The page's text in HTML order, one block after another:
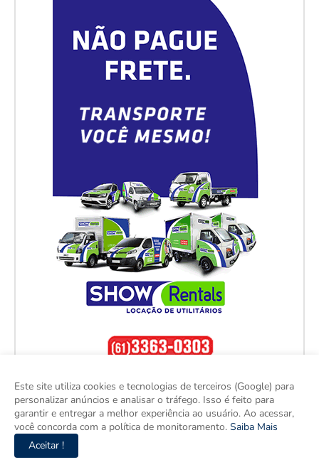
Este site utiliza cookies e tecnologias de terceiros (Google) para
personalizar anúncios e analisar o tráfego. Isso é feito para
garantir e entregar a melhor experiência ao usuário. Ao acessar,
você concorda com a política de monitoramento. Saiba Mais
Aceitar !